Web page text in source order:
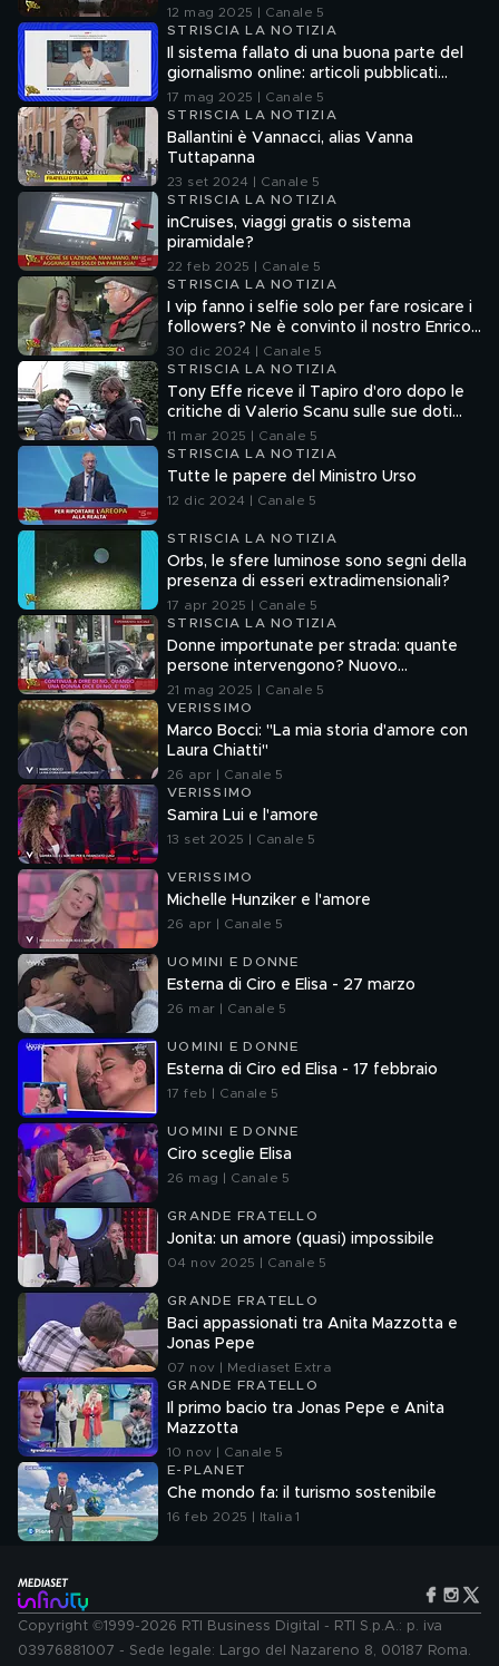
sistemi informatici
12 mag 2025 | Canale 5
STRISCIA LA NOTIZIA
Il sistema fallato di una buona parte del
giornalismo online: articoli pubblicati
senza la verifica delle fonti
17 mag 2025 | Canale 5
STRISCIA LA NOTIZIA
Ballantini è Vannacci, alias Vanna
Tuttapanna
23 set 2024 | Canale 5
STRISCIA LA NOTIZIA
inCruises, viaggi gratis o sistema
piramidale?
22 feb 2025 | Canale 5
STRISCIA LA NOTIZIA
I vip fanno i selfie solo per fare rosicare i
followers? Ne è convinto il nostro Enrico
Lucci
30 dic 2024 | Canale 5
STRISCIA LA NOTIZIA
Tony Effe riceve il Tapiro d'oro dopo le
critiche di Valerio Scanu sulle sue doti
canore
11 mar 2025 | Canale 5
STRISCIA LA NOTIZIA
Tutte le papere del Ministro Urso
12 dic 2024 | Canale 5
STRISCIA LA NOTIZIA
Orbs, le sfere luminose sono segni della
presenza di esseri extradimensionali?
17 apr 2025 | Canale 5
STRISCIA LA NOTIZIA
Donne importunate per strada: quante
persone intervengono? Nuovo
esperimento sociale di Valerio Staffelli
21 mag 2025 | Canale 5
VERISSIMO
Marco Bocci: "La mia storia d'amore con
Laura Chiatti"
26 apr | Canale 5
VERISSIMO
Samira Lui e l'amore
13 set 2025 | Canale 5
VERISSIMO
Michelle Hunziker e l'amore
26 apr | Canale 5
UOMINI E DONNE
Esterna di Ciro e Elisa - 27 marzo
26 mar | Canale 5
UOMINI E DONNE
Esterna di Ciro ed Elisa - 17 febbraio
17 feb | Canale 5
UOMINI E DONNE
Ciro sceglie Elisa
26 mag | Canale 5
GRANDE FRATELLO
Jonita: un amore (quasi) impossibile
04 nov 2025 | Canale 5
GRANDE FRATELLO
Baci appassionati tra Anita Mazzotta e
Jonas Pepe
07 nov | Mediaset Extra
GRANDE FRATELLO
Il primo bacio tra Jonas Pepe e Anita
Mazzotta
10 nov | Canale 5
E-PLANET
Che mondo fa: il turismo sostenibile
16 feb 2025 | Italia 1
Copyright ©1999-2026 RTI Business Digital - RTI S.p.A.: p. iva
03976881007 - Sede legale: Largo del Nazareno 8, 00187 Roma.